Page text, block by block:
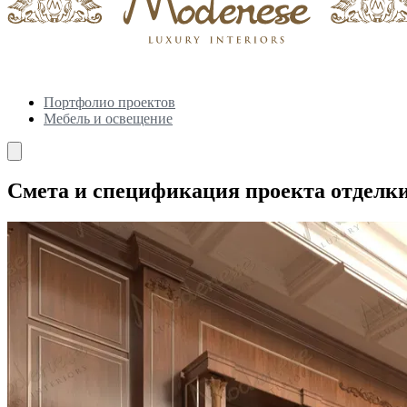
Портфолио проектов
Мебель и освещение
Смета и спецификация проекта